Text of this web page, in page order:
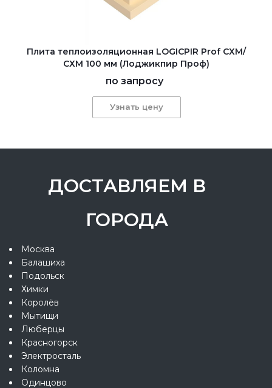
Плита теплоизоляционная LOGICPIR Prof СХМ/
СХМ 100 мм (Лоджикпир Проф)
по запросу
Узнать цену
ДОСТАВЛЯЕМ В
ГОРОДА
Москва
Балашиха
Подольск
Химки
Королёв
Мытищи
Люберцы
Красногорск
Электросталь
Коломна
Одинцово